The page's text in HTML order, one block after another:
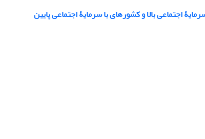
اجتماعی بالا و کشورهای با سرمایۀ اجتماعی پایین